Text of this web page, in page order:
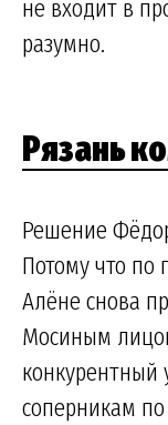
не входит в
разумно.
Рязань
Решение
Потому что
Алёне снова
Мосиным
конкурентный
соперникам